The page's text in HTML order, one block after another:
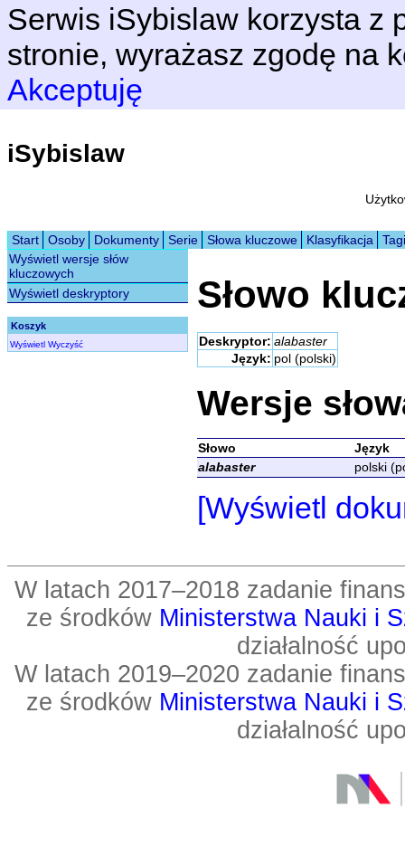
Serwis iSybislaw korzysta z
stronie, wyrażasz zgodę na
Akceptuję
iSybislaw
Start Osoby Dokumenty Serie Słowa kluczowe Klasyfikacja
Tagi
Wyświetl wersje słów
kluczowych
Wyświetl deskryptory
Koszyk
Wyświetl Wyczyść
Słowo
Deskryptor: alabaster
Język: pol (polski)
Wersje
Słowo
Język
alabaster
polski
[Wyświetl
W latach 2017–2018 zadanie
ze środków Ministerstwa Nauki i
działalność
W latach 2019–2020 zadanie
ze środków Ministerstwa Nauki i
działalność